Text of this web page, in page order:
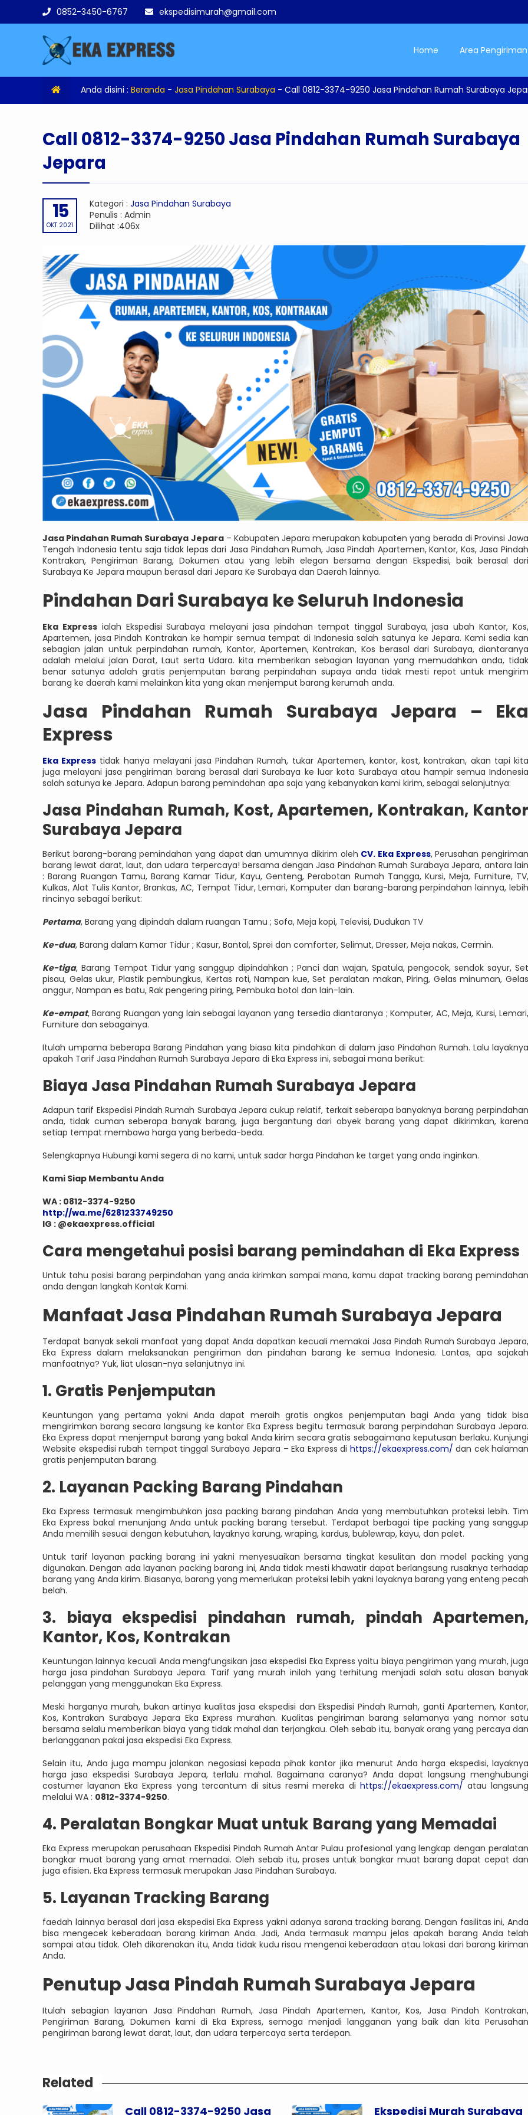
0852-3450-6767 ekspedisimurah@gmail.com
Home Area Pengiriman
Anda disini : Beranda - Jasa Pindahan Surabaya - Call 0812-3374-9250 Jasa Pindahan Rumah Surabaya
Call 0812-3374-9250 Jasa Pindahan Rumah Surabaya
Jepara
15
OKT 2021
Kategori : Jasa Pindahan Surabaya
Penulis : Admin
Dilihat :406x
Jasa Pindahan Rumah Surabaya Jepara– Kabupaten Jepara merupakan kabupaten yang berada di Provinsi Jawa
Tengah Indonesia tentu saja tidak lepas dari Jasa Pindahan Rumah, Jasa Pindah Apartemen, Kantor, Kos, Jasa Pindah
Kontrakan, Pengiriman Barang, Dokumen atau yang lebih elegan bersama dengan Ekspedisi, baik berasal dari
Surabaya Ke Jepara maupun berasal dari Jepara Ke Surabaya dan Daerah lainnya.
Pindahan Dari Surabaya ke Seluruh Indonesia
Eka Expressialah Ekspedisi Surabaya melayani jasa pindahan tempat tinggal Surabaya, jasa ubah Kantor, Kos,
Apartemen, jasa Pindah Kontrakan ke hampir semua tempat di Indonesia salah satunya ke Jepara. Kami sedia kan
sebagian jalan untuk perpindahan rumah, Kantor, Apartemen, Kontrakan, Kos berasal dari Surabaya, diantaranya
adalah melalui jalan Darat, Laut serta Udara. kita memberikan sebagian layanan yang memudahkan anda, tidak
benar satunya adalah gratis penjemputan barang perpindahan supaya anda tidak mesti repot untuk mengirim
barang ke daerah kami melainkan kita yang akan menjemput barang kerumah anda.
Jasa Pindahan Rumah Surabaya Jepara – Eka
Express
Eka Express tidak hanya melayani jasa Pindahan Rumah, tukar Apartemen, kantor, kost, kontrakan, akan tapi kita
juga melayani jasa pengiriman barang berasal dari Surabaya ke luar kota Surabaya atau hampir semua Indonesia
salah satunya ke Jepara. Adapun barang pemindahan apa saja yang kebanyakan kami kirim, sebagai selanjutnya:
Jasa Pindahan Rumah, Kost, Apartemen, Kontrakan, Kantor
Surabaya Jepara
Berikut barang-barang pemindahan yang dapat dan umumnya dikirim oleh CV. Eka Express, Perusahan pengiriman
barang lewat darat, laut, dan udara terpercaya! bersama dengan Jasa Pindahan Rumah Surabaya Jepara, antara lain
: Barang Ruangan Tamu, Barang Kamar Tidur, Kayu, Genteng, Perabotan Rumah Tangga, Kursi, Meja, Furniture, TV,
Kulkas, Alat Tulis Kantor, Brankas, AC, Tempat Tidur, Lemari, Komputer dan barang-barang perpindahan lainnya, lebih
rincinya sebagai berikut:
Pertama, Barang yang dipindah dalam ruangan Tamu ; Sofa, Meja kopi, Televisi, Dudukan TV
Ke-dua, Barang dalam Kamar Tidur ; Kasur, Bantal, Sprei dan comforter, Selimut, Dresser, Meja nakas, Cermin.
Ke-tiga, Barang Tempat Tidur yang sanggup dipindahkan ; Panci dan wajan, Spatula, pengocok, sendok sayur, Set
pisau, Gelas ukur, Plastik pembungkus, Kertas roti, Nampan kue, Set peralatan makan, Piring, Gelas minuman, Gelas
anggur, Nampan es batu, Rak pengering piring, Pembuka botol dan lain-lain.
Ke-empat, Barang Ruangan yang lain sebagai layanan yang tersedia diantaranya ; Komputer, AC, Meja, Kursi, Lemari,
Furniture dan sebagainya.
Itulah umpama beberapa Barang Pindahan yang biasa kita pindahkan di dalam jasa Pindahan Rumah. Lalu layaknya
apakah Tarif Jasa Pindahan Rumah Surabaya Jepara di Eka Express ini, sebagai mana berikut:
Biaya Jasa Pindahan Rumah Surabaya Jepara
Adapun tarif Ekspedisi Pindah Rumah Surabaya Jepara cukup relatif, terkait seberapa banyaknya barang perpindahan
anda, tidak cuman seberapa banyak barang, juga bergantung dari obyek barang yang dapat dikirimkan, karena
setiap tempat membawa harga yang berbeda-beda.
Selengkapnya Hubungi kami segera di no kami, untuk sadar harga Pindahan ke target yang anda inginkan.
Kami Siap Membantu Anda
WA : 0812-3374-9250
http://wa.me/6281233749250
IG : @ekaexpress.official
Cara mengetahui posisi barang pemindahan di Eka Express
Untuk tahu posisi barang perpindahan yang anda kirimkan sampai mana, kamu dapat tracking barang pemindahan
anda dengan langkah Kontak Kami.
Manfaat Jasa Pindahan Rumah Surabaya Jepara
Terdapat banyak sekali manfaat yang dapat Anda dapatkan kecuali memakai Jasa Pindah Rumah Surabaya Jepara,
Eka Express dalam melaksanakan pengiriman dan pindahan barang ke semua Indonesia. Lantas, apa sajakah
manfaatnya? Yuk, liat ulasan-nya selanjutnya ini.
1. Gratis Penjemputan
Keuntungan yang pertama yakni Anda dapat meraih gratis ongkos penjemputan bagi Anda yang tidak bisa
mengirimkan barang secara langsung ke kantor Eka Express begitu termasuk barang perpindahan Surabaya Jepara.
Eka Express dapat menjemput barang yang bakal Anda kirim secara gratis sebagaimana keputusan berlaku. Kunjungi
Website ekspedisi rubah tempat tinggal Surabaya Jepara – Eka Express di https://ekaexpress.com/ dan cek halaman
gratis penjemputan barang.
2. Layanan Packing Barang Pindahan
Eka Express termasuk mengimbuhkan jasa packing barang pindahan Anda yang membutuhkan proteksi lebih. Tim
Eka Express bakal menunjang Anda untuk packing barang tersebut. Terdapat berbagai tipe packing yang sanggup
Anda memilih sesuai dengan kebutuhan, layaknya karung, wraping, kardus, bublewrap, kayu, dan palet.
Untuk tarif layanan packing barang ini yakni menyesuaikan bersama tingkat kesulitan dan model packing yang
digunakan. Dengan ada layanan packing barang ini, Anda tidak mesti khawatir dapat berlangsung rusaknya terhadap
barang yang Anda kirim. Biasanya, barang yang memerlukan proteksi lebih yakni layaknya barang yang enteng pecah
belah.
3. biaya ekspedisi pindahan rumah, pindah Apartemen,
Kantor, Kos, Kontrakan
Keuntungan lainnya kecuali Anda mengfungsikan jasa ekspedisi Eka Express yaitu biaya pengiriman yang murah, juga
harga jasa pindahan Surabaya Jepara. Tarif yang murah inilah yang terhitung menjadi salah satu alasan banyak
pelanggan yang menggunakan Eka Express.
Meski harganya murah, bukan artinya kualitas jasa ekspedisi dan Ekspedisi Pindah Rumah, ganti Apartemen, Kantor,
Kos, Kontrakan Surabaya Jepara Eka Express murahan. Kualitas pengiriman barang selamanya yang nomor satu
bersama selalu memberikan biaya yang tidak mahal dan terjangkau. Oleh sebab itu, banyak orang yang percaya dan
berlangganan pakai jasa ekspedisi Eka Express.
Selain itu, Anda juga mampu jalankan negosiasi kepada pihak kantor jika menurut Anda harga ekspedisi, layaknya
harga jasa ekspedisi Surabaya Jepara, terlalu mahal. Bagaimana caranya? Anda dapat langsung menghubungi
costumer layanan Eka Express yang tercantum di situs resmi mereka di https://ekaexpress.com/ atau langsung
melalui WA : 0812-3374-9250.
4. Peralatan Bongkar Muat untuk Barang yang Memadai
Eka Express merupakan perusahaan Ekspedisi Pindah Rumah Antar Pulau profesional yang lengkap dengan peralatan
bongkar muat barang yang amat memadai. Oleh sebab itu, proses untuk bongkar muat barang dapat cepat dan
juga efisien. Eka Express termasuk merupakan Jasa Pindahan Surabaya.
5. Layanan Tracking Barang
faedah lainnya berasal dari jasa ekspedisi Eka Express yakni adanya sarana tracking barang. Dengan fasilitas ini, Anda
bisa mengecek keberadaan barang kiriman Anda. Jadi, Anda termasuk mampu jelas apakah barang Anda telah
sampai atau tidak. Oleh dikarenakan itu, Anda tidak kudu risau mengenai keberadaan atau lokasi dari barang kiriman
Anda.
Penutup Jasa Pindah Rumah Surabaya Jepara
Itulah sebagian layanan Jasa Pindahan Rumah, Jasa Pindah Apartemen, Kantor, Kos, Jasa Pindah Kontrakan,
Pengiriman Barang, Dokumen kami di Eka Express, semoga menjadi langganan yang baik dan kita Perusahan
pengiriman barang lewat darat, laut, dan udara terpercaya serta terdepan.
Related
Call 0812-3374-9250 Jasa Ekspedisi Murah Surabaya